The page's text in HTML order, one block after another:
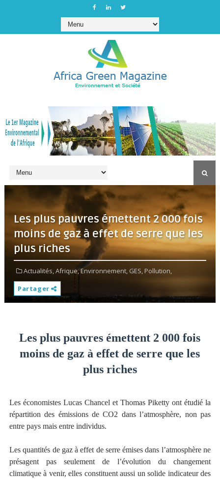
Les plus pauvres émettent 2 000 fois
moins de gaz à effet de serre que les
plus riches
Actualités,Afrique,Environnement, GES,Pollution,
Partager
Les plus pauvres émettent 2 000 fois
moins de gaz à effet de serre que les
plus riches
Les économistes Lucas Chancel et Thomas Piketty ont étudié la
répartition des émissions de CO2 dans l’atmosphère, non pas
entre pays mais entre individus.
Les quantités de gaz à effet de serre émises dans l’atmosphère ne
présagent pas seulement de l’évolution du changement
climatique à venir, elles constituent aussi un solide indicateur des